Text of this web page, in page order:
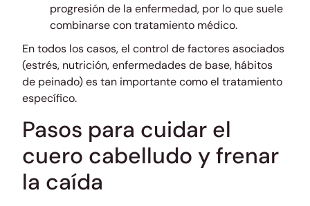
progresión de la enfermedad, por lo que suele
combinarse con tratamiento médico.
En todos los casos, el control de factores asociados
(estrés, nutrición, enfermedades de base, hábitos
de peinado) es tan importante como el tratamiento
específico.
Pasos para cuidar el
cuero cabelludo y frenar
la caída